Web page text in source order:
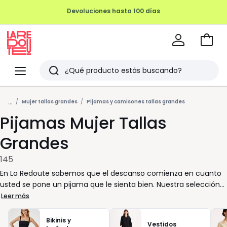
Menu
Redoute
Buscar
Últimos
artículos
vistos
Ir
... Mujer tallas grandes Pijamas y camisones tallas grandes
Pijamas Mujer Tallas
Grandes
145
En La Redoute sabemos que el descanso comienza en cuanto
usted se pone un pijama que le sienta bien. Nuestra selección
de pijamas de mujer en tallas grandes combina suavidad, estilo
y libertad de movimiento para que cada noche sea un
momento de auténtico bienestar. Encontrará modelos en
Leer más
Bikinis y
Vestidos